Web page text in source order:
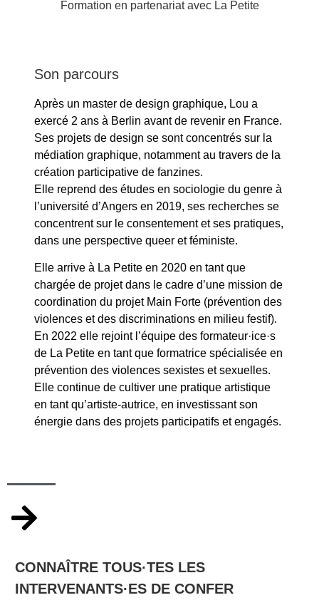
Formation en partenariat avec La Petite
Son parcours
Après un master de design graphique, Lou a
exercé 2 ans à Berlin avant de revenir en France.
Ses projets de design se sont concentrés sur la
médiation graphique, notamment au travers de la
création participative de fanzines.
Elle reprend des études en sociologie du genre à
l’université d’Angers en 2019, ses recherches se
concentrent sur le consentement et ses pratiques,
dans une perspective queer et féministe.
Elle arrive à La Petite en 2020 en tant que
chargée de projet dans le cadre d’une mission de
coordination du projet Main Forte (prévention des
violences et des discriminations en milieu festif).
En 2022 elle rejoint l’équipe des formateur·ice·s
de La Petite en tant que formatrice spécialisée en
prévention des violences sexistes et sexuelles.
Elle continue de cultiver une pratique artistique
en tant qu’artiste-autrice, en investissant son
énergie dans des projets participatifs et engagés.
CONNAÎTRE TOUS·TES LES
INTERVENANTS·ES DE CONFER